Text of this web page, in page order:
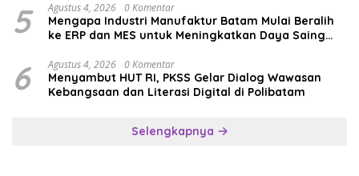
5 Agustus 4, 2026 0 Komentar
Mengapa Industri Manufaktur Batam Mulai Beralih
ke ERP dan MES untuk Meningkatkan Daya Saing
6 Agustus 4, 2026 0 Komentar
Menyambut HUT RI, PKSS Gelar Dialog Wawasan
Kebangsaan dan Literasi Digital di Polibatam
Selengkapnya